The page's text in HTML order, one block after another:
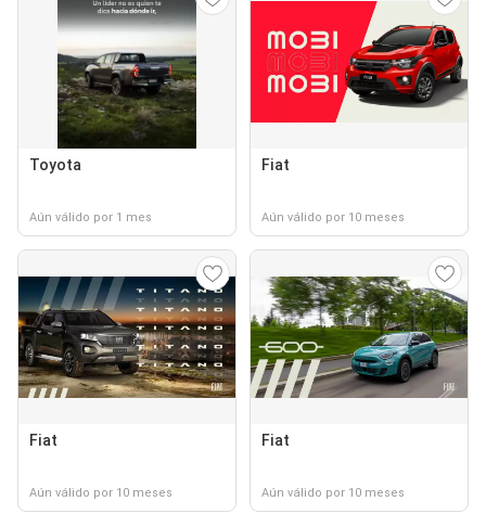
Toyota
Aún válido por 1 mes
Fiat
Aún válido por 10 meses
Fiat
Aún válido por 10 meses
Fiat
Aún válido por 10 meses